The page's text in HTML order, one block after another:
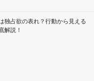
独占欲の表れ？行動から見える
解説！